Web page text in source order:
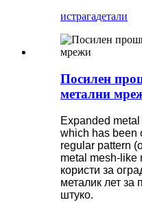
истрагадетали
Посилен
метални
Expanded metal
which has been
regular pattern
metal mesh-like
користи за
металик лет за
штуко.